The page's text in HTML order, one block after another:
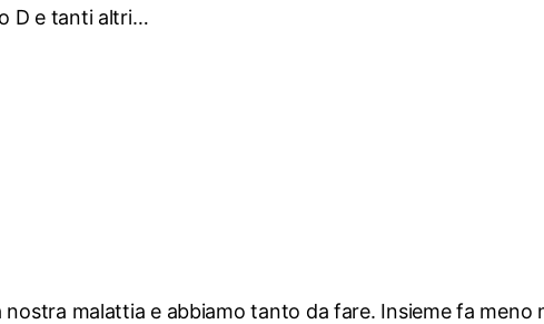
D e tanti altri…
malattia e abbiamo tanto da fare. Insieme fa meno